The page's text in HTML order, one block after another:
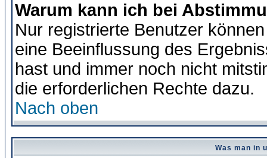
Warum kann ich bei
Nur registrierte Benutzer
eine Beeinflussung des
hast und immer noch nicht
die erforderlichen Rechte dazu.
Nach oben
Was man in